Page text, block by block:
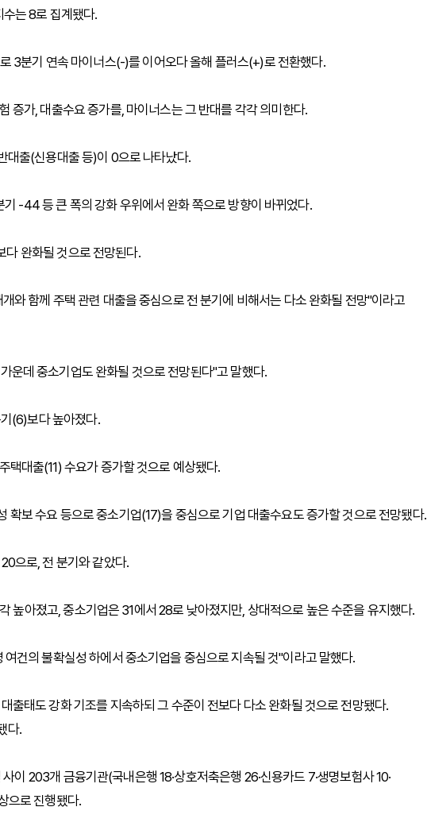
는 8로 집계됐다.
3분기 연속 마이너스(-)를 이어오다 올해 플러스(+)로 전환했다.
증가, 대출수요 증가를, 마이너스는 그 반대를 각각 의미한다.
대출(신용대출 등)이 0으로 나타났다.
-44 등 큰 폭의 강화 우위에서 완화 쪽으로 방향이 바뀌었다.
다 완화될 것으로 전망된다.
와 함께 주택 관련 대출을 중심으로 전 분기에 비해서는 다소 완화될 전망"이라고
운데 중소기업도 완화될 것으로 전망된다"고 말했다.
(6)보다 높아졌다.
택대출(11) 수요가 증가할 것으로 예상됐다.
확보 수요 등으로 중소기업(17)을 중심으로 기업 대출수요도 증가할 것으로 전망됐다.
으로, 전 분기와 같았다.
높아졌고, 중소기업은 31에서 28로 낮아졌지만, 상대적으로 높은 수준을 유지했다.
건의 불확실성 하에서 중소기업을 중심으로 지속될 것"이라고 말했다.
출태도 강화 기조를 지속하되 그 수준이 전보다 다소 완화될 것으로 전망됐다.
다.
이 203개 금융기관(국내은행 18·상호저축은행 26·신용카드 7·생명보험사 10·
으로 진행됐다.